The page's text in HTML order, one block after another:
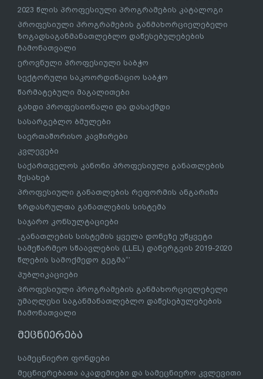
2023 წლის პროფესიული პროგრამების კატალოგი
პროფესიული პროგრამების განმახორციელებელი
ზოგადსაგანმანათლებლო დაწესებულებების
ჩამონათვალი
ეროვნული პროფესიული საბჭო
სექტორული საკოორდინაციო საბჭო
წარმატებული მაგალითები
გახდი პროფესიონალი და დასაქმდი
სასარგებლო ბმულები
საერთაშორისო კავშირები
კვლევები
საქართველოს კანონი პროფესიული განათლების
შესახებ
პროფესიული განათლების რეფორმის ანგარიში
ზრდასრულთა განათლების სისტემა
საჯარო კონსულტაციები
„განათლების სისტემის ყველა დონეზე უწყვეტი
სამეწარმეო სწაავლების (LLEL) დანერგვის 2019-2020
წლების სამოქმედო გეგმა“’
პუბლიკაციები
პროფესიული პროგრამების განმახორციელებელი
უმაღლესი საგანმანათლებლო დაწესებულებების
ჩამონათვალი
მეცნიერება
სამეცნიერო ფონდები
მეცნიერებათა აკადემიები და სამეცნიერო კვლევითი